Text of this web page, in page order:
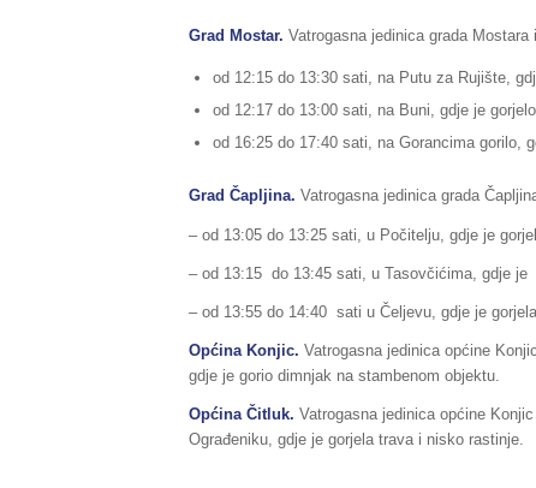
Grad Mostar. Vatrogasna jedinica grada
od 12:15 do 13:30 sati, na Putu za Rujište,
od 12:17 do 13:00 sati, na Buni, gdje je
od 16:25 do 17:40 sati, na Gorancima gorilo,
Grad Čapljina. Vatrogasna jedinica grada
– od 13:05 do 13:25 sati, u Počitelju, gdje je
– od 13:15 do 13:45 sati, u Tasovčićima, gdje je
– od 13:55 do 14:40 sati u Čeljevu, gdje je
Općina Konjic. Vatrogasna jedinica općine
gdje je gorio dimnjak na stambenom objektu.
Općina Čitluk. Vatrogasna jedinica općine
Ograđeniku, gdje je gorjela trava i nisko rastinje.